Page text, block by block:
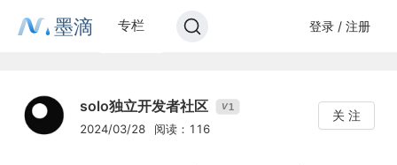
墨滴 专栏 登录 / 注册
solo独立开发者社区 V1
2024/03/28 阅读：116
关 注